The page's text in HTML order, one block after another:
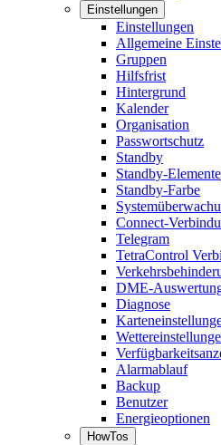
Einstellungen
Einstellungen
Allgemeine
Gruppen
Hilfsfrist
Hintergrund
Kalender
Organisation
Passwortschutz
Standby
Standby-Elemente
Standby-Farbe
Connect-
Telegram
TetraControl
DME-
Diagnose
Alarmablauf
Backup
Benutzer
Energieoptionen
HowTos